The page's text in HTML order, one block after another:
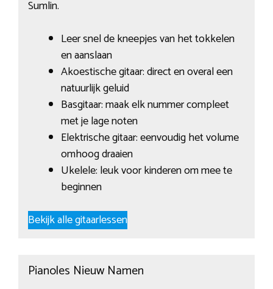
Sumlin.
Leer snel de kneepjes van het tokkelen
en aanslaan
Akoestische gitaar: direct en overal een
natuurlijk geluid
Basgitaar: maak elk nummer compleet
met je lage noten
Elektrische gitaar: eenvoudig het volume
omhoog draaien
Ukelele: leuk voor kinderen om mee te
beginnen
Bekijk alle gitaarlessen
Pianoles Nieuw Namen